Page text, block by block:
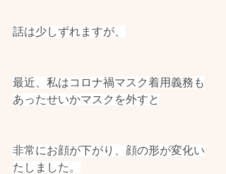
話は少しずれますが、
最近、私はコロナ禍マスク着用義務も
あったせいかマスクを外すと
非常にお顔が下がり、顔の形が変化い
たしました。